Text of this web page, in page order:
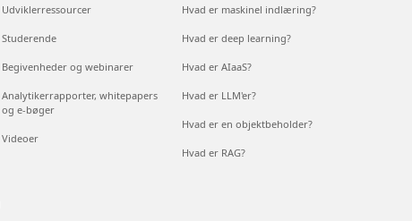
Udviklerressourcer
Studerende
Begivenheder og webinarer
Analytikerrapporter, whitepapers
og e-bøger
Videoer
Hvad er maskinel indlæring?
Hvad er deep learning?
Hvad er AIaaS?
Hvad er LLM'er?
Hvad er en objektbeholder?
Hvad er RAG?